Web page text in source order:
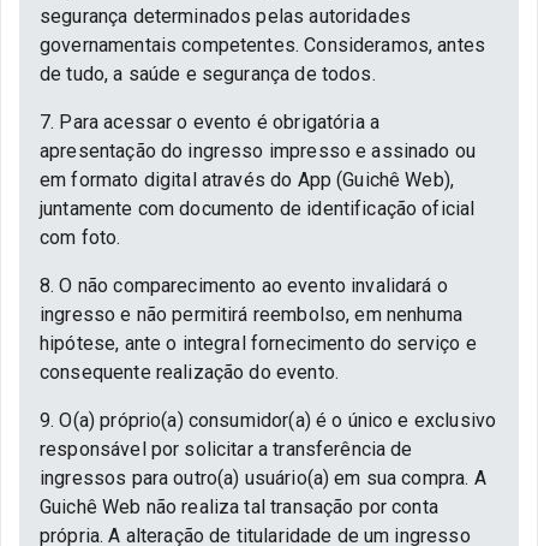
segurança determinados pelas autoridades
governamentais competentes. Consideramos, antes
de tudo, a saúde e segurança de todos.
7. Para acessar o evento é obrigatória a
apresentação do ingresso impresso e assinado ou
em formato digital através do App (Guichê Web),
juntamente com documento de identificação oficial
com foto.
8. O não comparecimento ao evento invalidará o
ingresso e não permitirá reembolso, em nenhuma
hipótese, ante o integral fornecimento do serviço e
consequente realização do evento.
9. O(a) próprio(a) consumidor(a) é o único e exclusivo
responsável por solicitar a transferência de
ingressos para outro(a) usuário(a) em sua compra. A
Guichê Web não realiza tal transação por conta
própria. A alteração de titularidade de um ingresso